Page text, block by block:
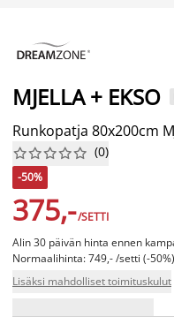
MJELLA + EKSO
Runkopatja 80x200cm





 (0)
-50%
375,-/SETTI
Alin 30 päivän hinta ennen
Normaalihinta: 749,- /setti (-50%)
Lisäksi mahdolliset toimituskulut